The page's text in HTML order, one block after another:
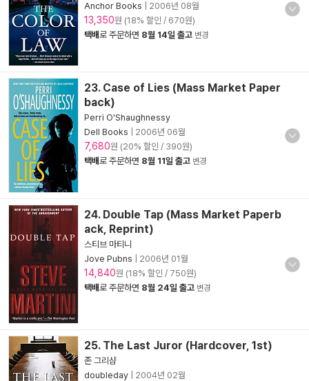
Anchor Books
2006년 08월
13,350원 (18% 할인 / 670원)
택배로 주문하면 8월 14일 출고 변경
23. Case of Lies (Mass Market Paper
back)
Perri O'Shaughnessy
Dell Books
2006년 06월
7,680원 (20% 할인 / 390원)
택배로 주문하면 8월 11일 출고 변경
24. Double Tap (Mass Market Paperb
ack, Reprint)
스티브 마티니
Jove Pubns
2006년 01월
14,840원 (18% 할인 / 750원)
택배로 주문하면 8월 24일 출고 변경
25. The Last Juror (Hardcover, 1st)
존 그리샴
doubleday
2004년 02월